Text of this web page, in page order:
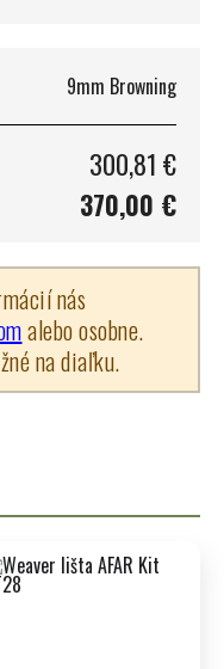
9mm Browning
300,81 €
370,00 €
nás
alebo osobne.
na diaľku.